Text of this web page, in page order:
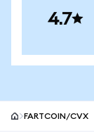
4.7
FARTCOIN/CVX